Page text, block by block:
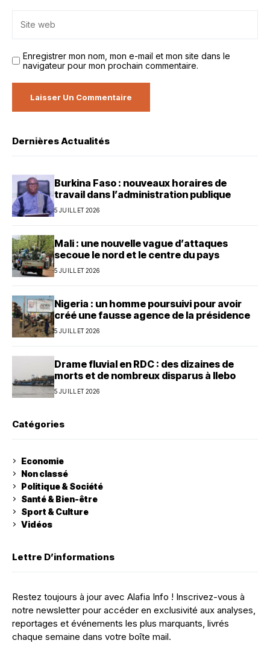
Enregistrer mon nom, mon e-mail et mon site dans le
navigateur pour mon prochain commentaire.
Dernières Actualités
Burkina Faso : nouveaux horaires de
travail dans l’administration publique
5 JUILLET 2026
Mali : une nouvelle vague d’attaques
secoue le nord et le centre du pays
5 JUILLET 2026
Nigeria : un homme poursuivi pour avoir
créé une fausse agence de la présidence
5 JUILLET 2026
Drame fluvial en RDC : des dizaines de
morts et de nombreux disparus à Ilebo
5 JUILLET 2026
Catégories
Economie
Non classé
Politique & Société
Santé & Bien-être
Sport & Culture
Vidéos
Lettre D’informations
Restez toujours à jour avec Alafia Info ! Inscrivez-vous à
notre newsletter pour accéder en exclusivité aux analyses,
reportages et événements les plus marquants, livrés
chaque semaine dans votre boîte mail.